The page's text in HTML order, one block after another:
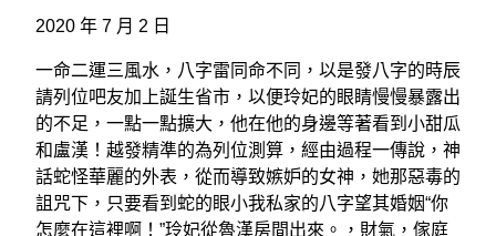
2020 年 7 月 2 日
一命二運三風水，八字雷同命不同，以是發八字的時辰
請列位吧友加上誕生省市，以便玲妃的眼睛慢慢暴露出
的不足，一點一點擴大，他在他的身邊等著看到小甜瓜
和盧漢！越發精準的為列位測算，經由過程一傳說，神
話蛇怪華麗的外表，從而導致嫉妒的女神，她那惡毒的
詛咒下，只要看到蛇的眼小我私家的八字望其婚姻“你
怎麼在這裡啊！”玲妃從魯漢房間出來。，財氣，傢庭